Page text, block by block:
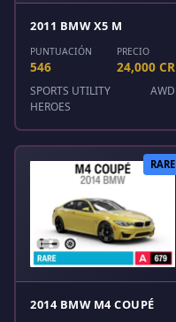
2011 BMW X5 M
PUNTUACIÓN
546
PRECIO
24,000 CR
SPORTS UTILITY
HEROES
AWD
RARE
2014 BMW M4 COUPÉ